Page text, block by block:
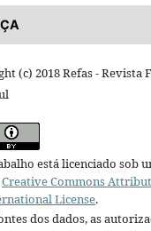
(c) 2018 Refas - Revista
está licenciado sob
Creative Commons
License.
dos dados, as